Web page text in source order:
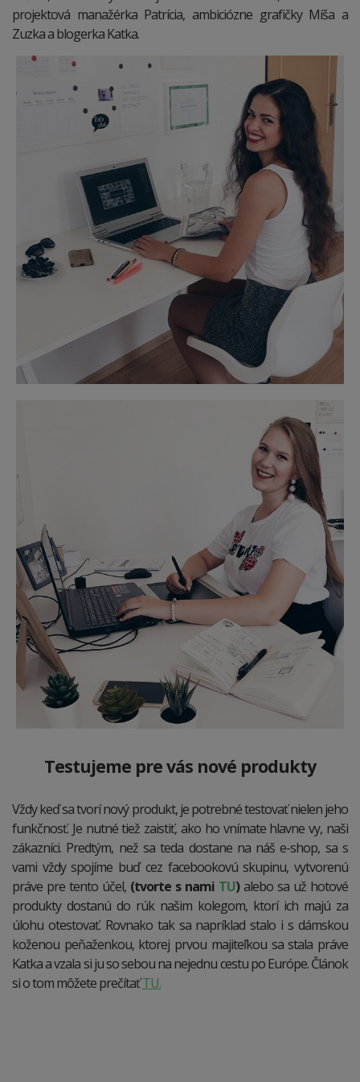
projektová manažérka Patrícia, ambiciózne grafičky Míša a
Zuzka a blogerka Katka.
Testujeme pre vás nové produkty
Vždy keď sa tvorí nový produkt, je potrebné testovať nielen jeho
funkčnosť. Je nutné tiež zaistiť, ako ho vnímate hlavne vy, naši
zákazníci. Predtým, než sa teda dostane na náš e-shop, sa s
vami vždy spojíme buď cez facebookovú skupinu, vytvorenú
práve pre tento účel, (tvorte s nami TU)alebo sa už hotové
produkty dostanú do rúk našim kolegom, ktorí ich majú za
úlohu otestovať. Rovnako tak sa napríklad stalo i s dámskou
koženou peňaženkou, ktorej prvou majiteľkou sa stala práve
Katka a vzala si ju so sebou na nejednu cestu po Európe. Článok
si o tom môžete prečítaťTU.